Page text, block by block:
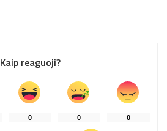
Kaip reaguoji?
0 0 0